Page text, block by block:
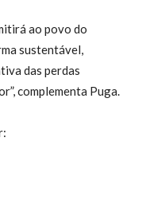
ao povo do
sustentável,
das perdas
complementa Puga.